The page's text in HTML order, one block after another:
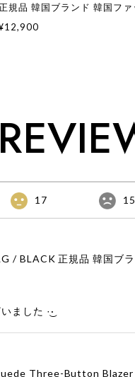
規品 韓国ブランド 韓国ファ
17 15
ました‪ ·͜·